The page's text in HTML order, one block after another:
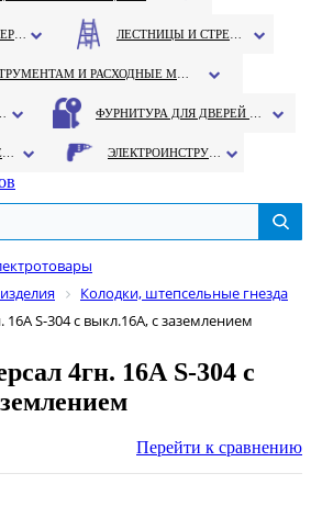
Колодки, штепсельные гнезда
16А S-304 с выкл.16А, с заземлением
4гн. 16А S-304 с
Перейти к сравнению